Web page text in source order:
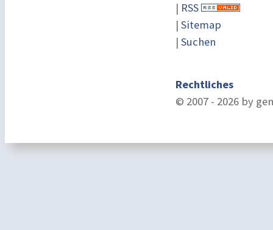
| RSS
| Sitemap
| Suchen
Rechtliches
© 2007 - 2026 by